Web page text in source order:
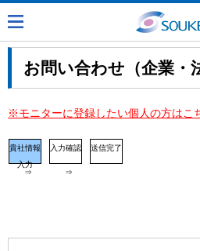
お問い合わせ（企業・
※モニターに登録したい個人の方はこ
貴社情報
入力
⇒
入力確認
⇒
送信完了